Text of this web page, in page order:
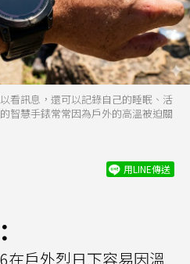
看訊息，還可以記錄自己的睡眠、活
智慧手錶常常因為戶外的高溫被迫關
用LINE傳送
在戶外烈日下容易因溫